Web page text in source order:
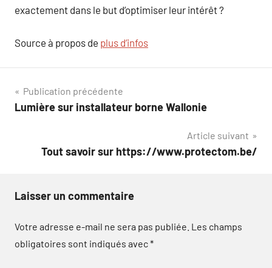
exactement dans le but d’optimiser leur intérêt ?
Source à propos de plus d’infos
Navigation
de
Publication précédente
Lumière sur installateur borne Wallonie
Article suivant
Tout savoir sur https://www.protectom.be/
Laisser un commentaire
Votre adresse e-mail ne sera pas publiée. Les champs
obligatoires sont indiqués avec*